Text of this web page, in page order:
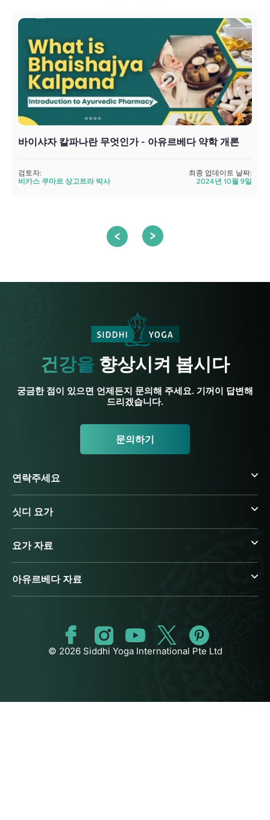
바이샤자 칼파나란 무엇인가 - 아유르베다 약학 개론
검토자:
비카스 쿠마르 상고트라 박사
최종 업데이트 날짜:
2024년 10월 9일
건강을 향상시켜 봅시다
궁금한 점이 있으면 언제든지 문의해 주세요. 기꺼이 답변해
드리겠습니다.
문의하기
연락주세요
싯디 요가
요가 자료
아유르베다 자료
© 2026 Siddhi Yoga International Pte Ltd